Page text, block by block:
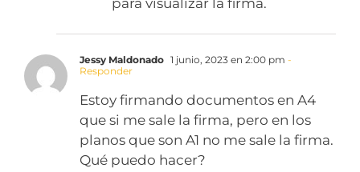
para visualizar la firma.
Jessy Maldonado 1 junio, 2023 en 2:00 pm -
Responder
Estoy firmando documentos en A4
que si me sale la firma, pero en los
planos que son A1 no me sale la firma.
Qué puedo hacer?